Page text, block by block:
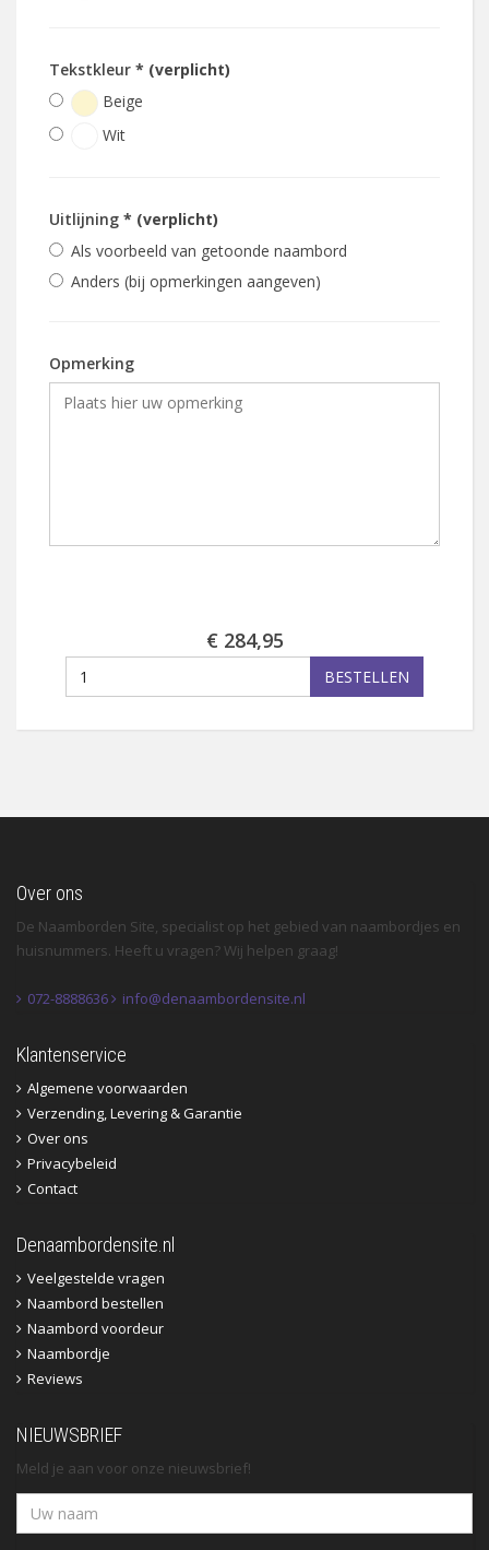
Tekstkleur * (verplicht)
Beige
Wit
Uitlijning * (verplicht)
Als voorbeeld van getoonde naambord
Anders (bij opmerkingen aangeven)
Opmerking
€ 284,95
BESTELLEN
Over ons
De Naamborden Site, specialist op het gebied van naambordjes en
huisnummers. Heeft u vragen? Wij helpen graag!
072-8888636 info@denaambordensite.nl
Klantenservice
Algemene voorwaarden
Verzending, Levering & Garantie
Over ons
Privacybeleid
Contact
Denaambordensite.nl
Veelgestelde vragen
Naambord bestellen
Naambord voordeur
Naambordje
Reviews
NIEUWSBRIEF
Meld je aan voor onze nieuwsbrief!